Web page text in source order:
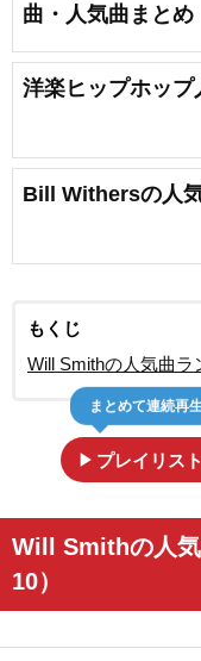
曲・人気曲まとめ
洋楽ヒップホップ
Bill Withersの人
もくじ
Will Smithの人気曲ラ
play_arrow プレイリス
まとめて連続再
Will Smithの人
10）